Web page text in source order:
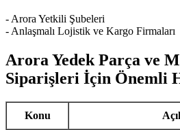
- Arora Yetkili Şubeleri
- Anlaşmalı Lojistik ve Kargo Firmaları
Arora Yedek Parça ve
Siparişleri İçin Önemli
Konu